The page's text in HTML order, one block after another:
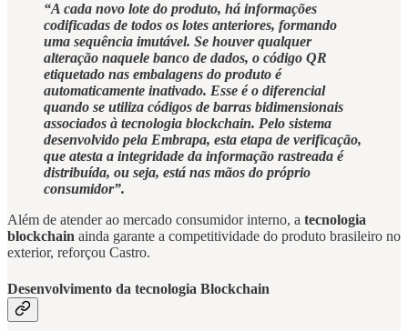
“A cada novo lote do produto, há informações
codificadas de todos os lotes anteriores, formando
uma sequência imutável. Se houver qualquer
alteração naquele banco de dados, o código QR
etiquetado nas embalagens do produto é
automaticamente inativado. Esse é o diferencial
quando se utiliza códigos de barras bidimensionais
associados à tecnologia blockchain. Pelo sistema
desenvolvido pela Embrapa, esta etapa de verificação,
que atesta a integridade da informação rastreada é
distribuída, ou seja, está nas mãos do próprio
consumidor”.
Além de atender ao mercado consumidor interno, a tecnologia
blockchain ainda garante a competitividade do produto brasileiro no
exterior, reforçou Castro.
Desenvolvimento da tecnologia Blockchain